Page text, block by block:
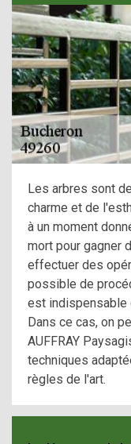
Les arbres sont
charme et de
à un moment
mort pour gagner
effectuer des
possible de
est indispensable
Dans ce cas, on
AUFFRAY
techniques
règles de l'art.